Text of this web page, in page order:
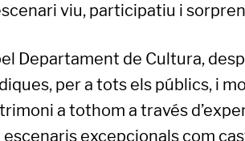
viu, participatiu i
Departament de Cultura,
per a tots els públics, i
a tothom a través
excepcionals com